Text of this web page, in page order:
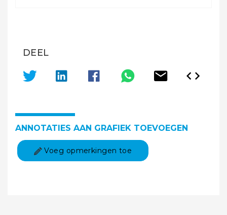
DEEL
ANNOTATIES AAN GRAFIEK TOEVOEGEN
Voeg opmerkingen toe